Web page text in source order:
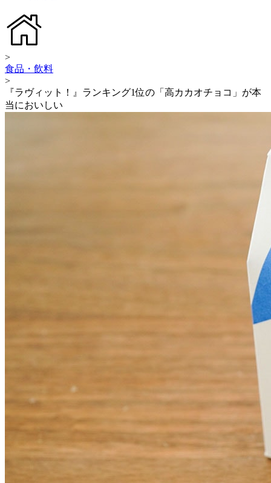
>
食品・飲料
>
『ラヴィット！』ランキング1位の「高カカオチョコ」が本
当においしい